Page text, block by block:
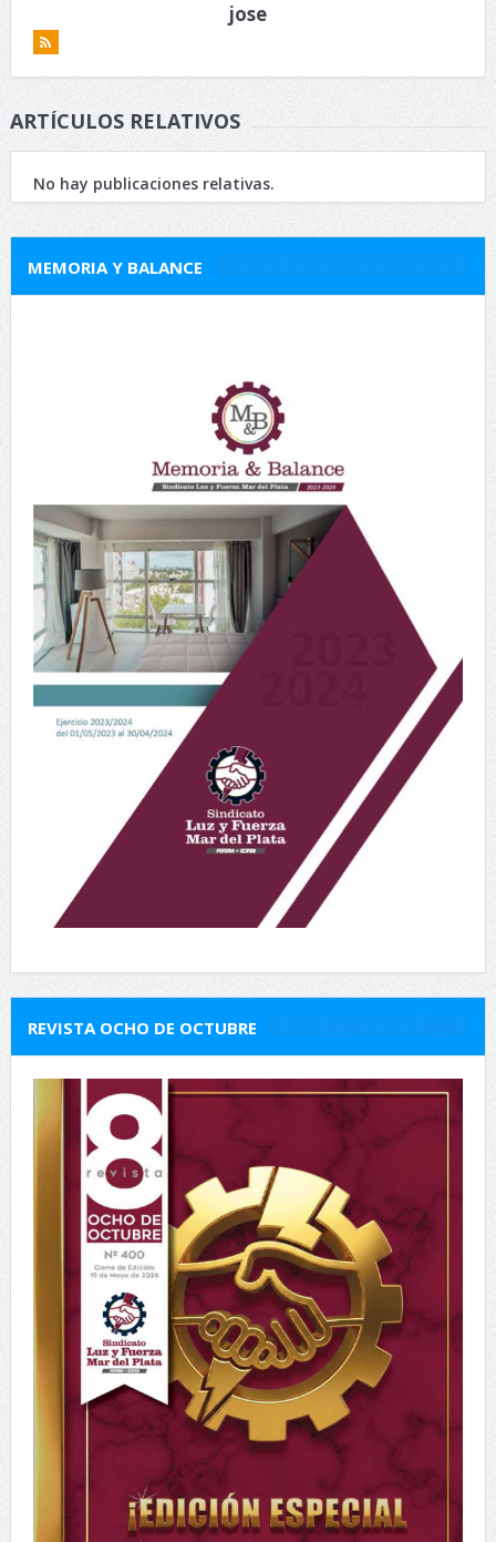
jose
ARTÍCULOS RELATIVOS
No hay publicaciones relativas.
MEMORIA Y BALANCE
REVISTA OCHO DE OCTUBRE